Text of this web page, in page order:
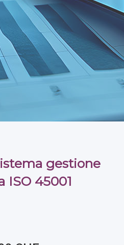
gestione
ISO 45001